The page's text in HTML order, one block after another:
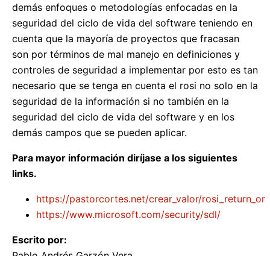
demás enfoques o metodologías enfocadas en la
seguridad del ciclo de vida del software teniendo en
cuenta que la mayoría de proyectos que fracasan
son por términos de mal manejo en definiciones y
controles de seguridad a implementar por esto es tan
necesario que se tenga en cuenta el rosi no solo en la
seguridad de la información si no también en la
seguridad del ciclo de vida del software y en los
demás campos que se pueden aplicar.
Para mayor información diríjase a los siguientes
links.
https://pastorcortes.net/crear_valor/
https://www.microsoft.com/security/sdl/
Escrito por: